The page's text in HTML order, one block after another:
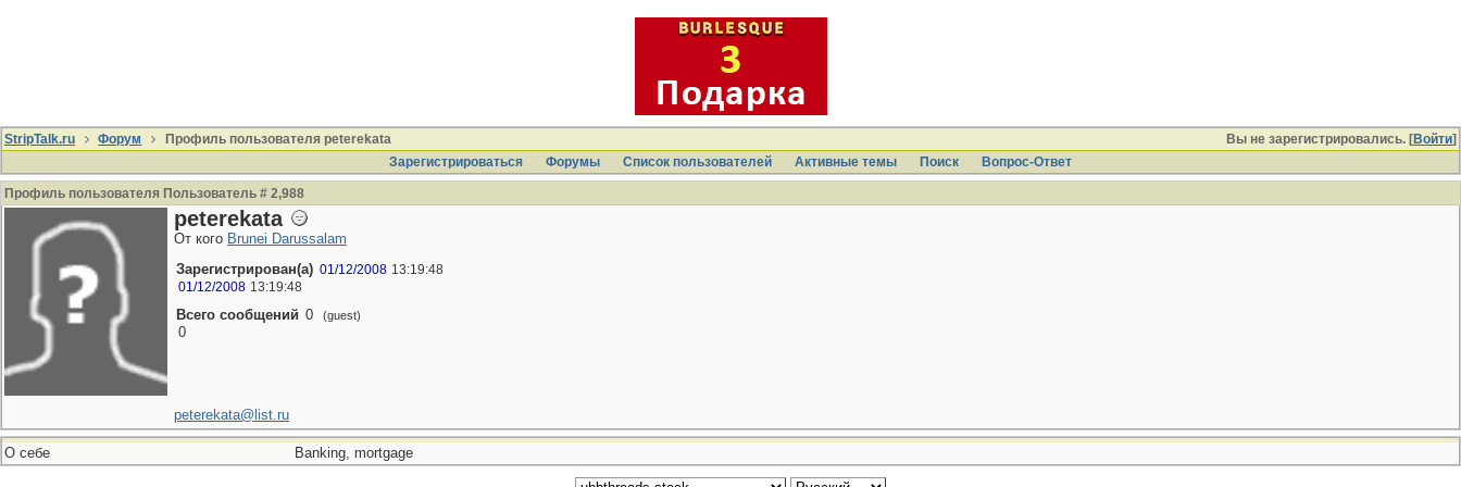
Вы не зарегистрировались. [Войти]
StripTalk.ru Форум
Профиль пользователя peterekata
Зарегистрироваться
Форумы Список пользователей Активные темы Поиcк Вопрос-Ответ
Профиль пользователя Пользователь # 2,988
peterekata
От кого Brunei Darussalam
Зарегистрирован(а) 01/12/2008 13:19:48
01/12/2008 13:19:48
Всего сообщений 0 (guest)
0
peterekata@list.ru
О себе Banking, mortgage